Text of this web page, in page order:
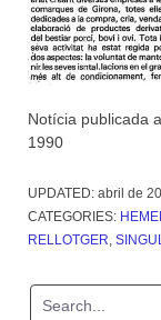
Notícia publicada
1990
UPDATED: abril de
CATEGORIES:
RELLOTGER